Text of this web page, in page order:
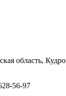
область,
56-97